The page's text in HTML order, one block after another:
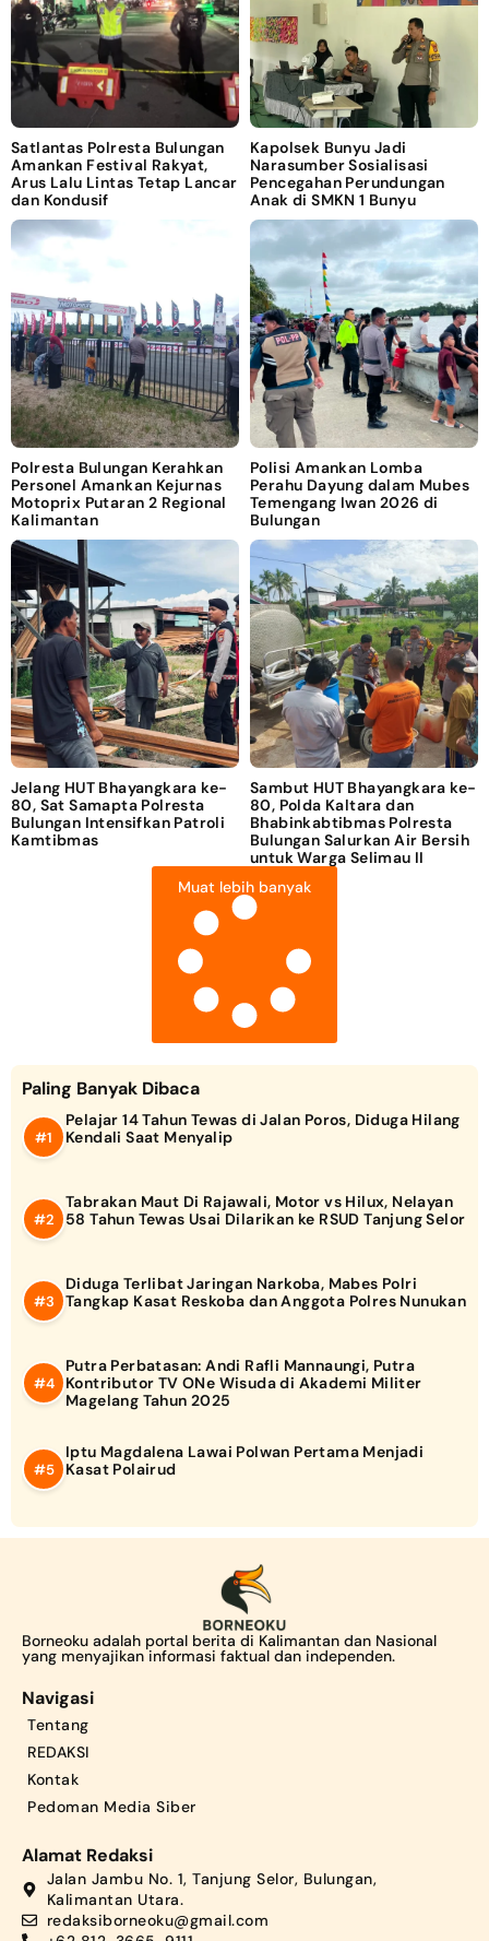
Satlantas Polresta Bulungan
Amankan Festival Rakyat,
Arus Lalu Lintas Tetap Lancar
dan Kondusif
Kapolsek Bunyu Jadi
Narasumber Sosialisasi
Pencegahan Perundungan
Anak di SMKN 1 Bunyu
Polresta Bulungan Kerahkan
Personel Amankan Kejurnas
Motoprix Putaran 2 Regional
Kalimantan
Polisi Amankan Lomba
Perahu Dayung dalam Mubes
Temengang Iwan 2026 di
Bulungan
Jelang HUT Bhayangkara ke-
80, Sat Samapta Polresta
Bulungan Intensifkan Patroli
Kamtibmas
Sambut HUT Bhayangkara ke-
80, Polda Kaltara dan
Bhabinkabtibmas Polresta
Bulungan Salurkan Air Bersih
untuk Warga Selimau II
Muat lebih banyak
Paling Banyak Dibaca
Pelajar 14 Tahun Tewas di Jalan Poros, Diduga Hilang
Kendali Saat Menyalip
Tabrakan Maut Di Rajawali, Motor vs Hilux, Nelayan
58 Tahun Tewas Usai Dilarikan ke RSUD Tanjung Selor
Diduga Terlibat Jaringan Narkoba, Mabes Polri
Tangkap Kasat Reskoba dan Anggota Polres Nunukan
Putra Perbatasan: Andi Rafli Mannaungi, Putra
Kontributor TV ONe Wisuda di Akademi Militer
Magelang Tahun 2025
Iptu Magdalena Lawai Polwan Pertama Menjadi
Kasat Polairud
Borneoku adalah portal berita di Kalimantan dan Nasional
yang menyajikan informasi faktual dan independen.
Navigasi
Tentang
REDAKSI
Kontak
Pedoman Media Siber
Alamat Redaksi
Jalan Jambu No. 1, Tanjung Selor, Bulungan,
Kalimantan Utara.
redaksiborneoku@gmail.com